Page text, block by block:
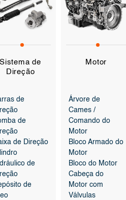
Sistema de
Direção
de
de
de Direção
de
de
Motor
Árvore de
Cames /
Comando do
Motor
Bloco Armado do
Motor
Bloco do Motor
Cabeça do
Motor com
Válvulas